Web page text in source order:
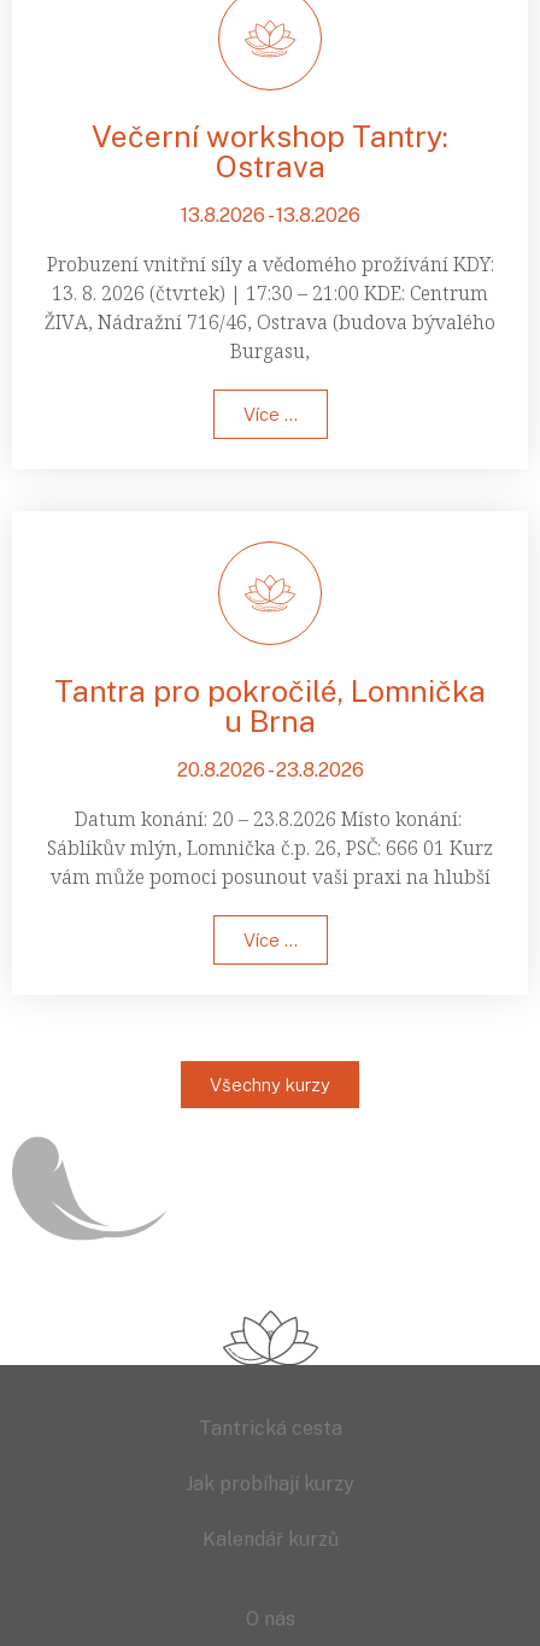
Večerní workshop Tantry:
Ostrava
13.8.2026 - 13.8.2026
Probuzení vnitřní síly a vědomého prožívání KDY:
13. 8. 2026 (čtvrtek) | 17:30 – 21:00 KDE: Centrum
ŽIVA, Nádražní 716/46, Ostrava (budova bývalého
Burgasu,
Více ...
Tantra pro pokročilé, Lomnička
u Brna
20.8.2026 - 23.8.2026
Datum konání: 20 – 23.8.2026 Místo konání:
Sáblíkův mlýn, Lomnička č.p. 26, PSČ: 666 01 Kurz
vám může pomoci posunout vaši praxi na hlubší
Více ...
Všechny kurzy
Tantrická cesta
Jak probíhají kurzy
Kalendář kurzů
O nás